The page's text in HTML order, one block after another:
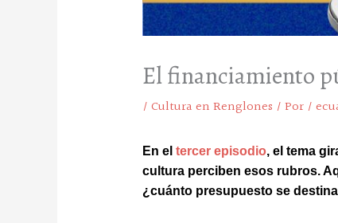
El financiamiento
/ Cultura en Renglones / Por /
En el tercer episodio, el tema
cultura perciben esos rubros.
¿cuánto presupuesto se